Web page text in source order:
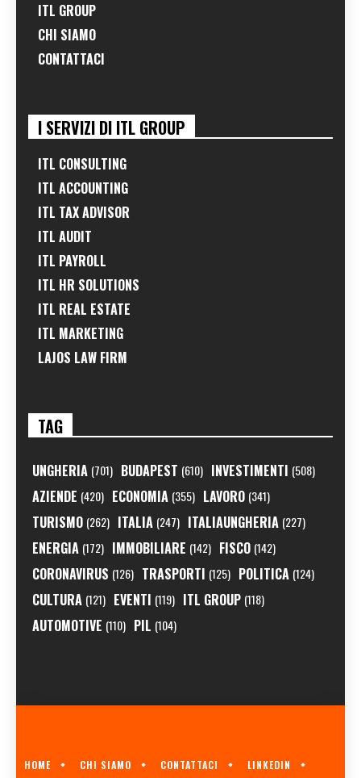
ITL GROUP
CHI SIAMO
CONTATTACI
I SERVIZI DI ITL GROUP
ITL CONSULTING
ITL ACCOUNTING
ITL TAX ADVISOR
ITL AUDIT
ITL PAYROLL
ITL HR SOLUTIONS
ITL REAL ESTATE
ITL MARKETING
LAJOS LAW FIRM
TAG
UNGHERIA (701) BUDAPEST (610) INVESTIMENTI (508)
AZIENDE (420) ECONOMIA (355) LAVORO (341)
TURISMO (262) ITALIA (247) ITALIAUNGHERIA (227)
ENERGIA (172) IMMOBILIARE (142) FISCO (142)
CORONAVIRUS (126) TRASPORTI (125) POLITICA (124)
CULTURA (121) EVENTI (119) ITL GROUP (118)
AUTOMOTIVE (110) PIL (104)
HOME CHI SIAMO CONTATTACI
LINKEDIN